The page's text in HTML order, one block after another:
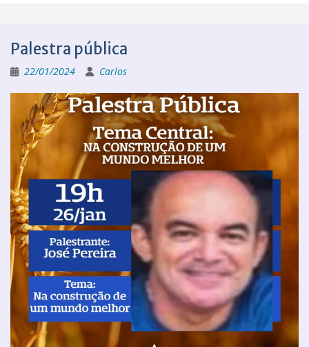
Palestra pública
22/01/2024 Carlos